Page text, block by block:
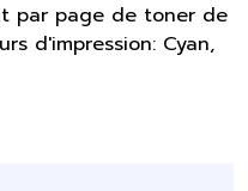
par page de toner de
d'impression: Cyan,